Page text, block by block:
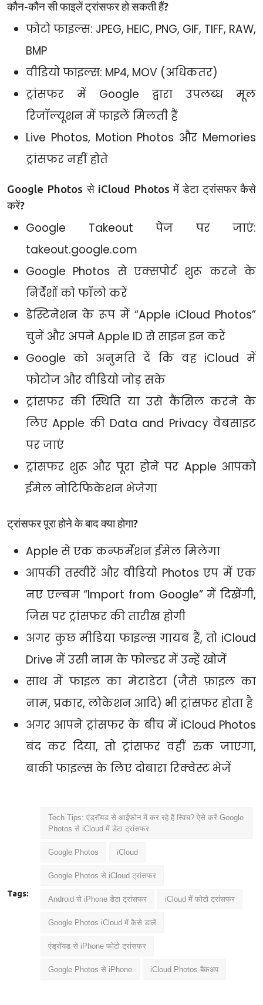
कौन-कौन सी फाइलें ट्रांसफर हो सकती हैं?
फोटो फाइल्स: JPEG, HEIC, PNG, GIF, TIFF, RAW,
BMP
वीडियो फाइल्स: MP4, MOV (अधिकतर)
ट्रांसफर में Google द्वारा उपलब्ध मूल
रिजॉल्यूशन में फाइलें मिलती हैं
Live Photos, Motion Photos और Memories
ट्रांसफर नहीं होते
Google Photos से iCloud Photos में डेटा ट्रांसफर कैसे
करें?
Google Takeout पेज पर जाएं:
takeout.google.com
Google Photos से एक्सपोर्ट शुरू करने के
निर्देशों को फॉलो करें
डेस्टिनेशन के रूप में “Apple iCloud Photos”
चुनें और अपने Apple ID से साइन इन करें
Google को अनुमति दें कि वह iCloud में
फोटोज और वीडियो जोड़ सके
ट्रांसफर की स्थिति या उसे कैंसिल करने के
लिए Apple की Data and Privacy वेबसाइट
पर जाएं
ट्रांसफर शुरू और पूरा होने पर Apple आपको
ईमेल नोटिफिकेशन भेजेगा
ट्रांसफर पूरा होने के बाद क्या होगा?
Apple से एक कन्फर्मेशन ईमेल मिलेगा
आपकी तस्वीरें और वीडियो Photos एप में एक
नए एल्बम “Import from Google” में दिखेंगी,
जिस पर ट्रांसफर की तारीख होगी
अगर कुछ मीडिया फाइल्स गायब हैं, तो iCloud
Drive में उसी नाम के फोल्डर में उन्हें खोजें
साथ में फाइल का मेटाडेटा (जैसे फ़ाइल का
नाम, प्रकार, लोकेशन आदि) भी ट्रांसफर होता है
अगर आपने ट्रांसफर के बीच में iCloud Photos
बंद कर दिया, तो ट्रांसफर वहीं रुक जाएगा,
बाकी फाइल्स के लिए दोबारा रिक्वेस्ट भेजें
Tags:
Tech Tips: एंड्रॉयड से आईफोन में कर रहे हैं स्विच? ऐसे करें Google
Photos से iCloud में डेटा ट्रांसफर
Google Photos iCloud
Google Photos से iCloud ट्रांसफर
Android से iPhone डेटा ट्रांसफर iCloud में फोटो ट्रांसफर
Google Photos iCloud में कैसे डालें
एंड्रॉयड से iPhone फोटो ट्रांसफर
Google Photos से iPhone iCloud Photos बैकअप